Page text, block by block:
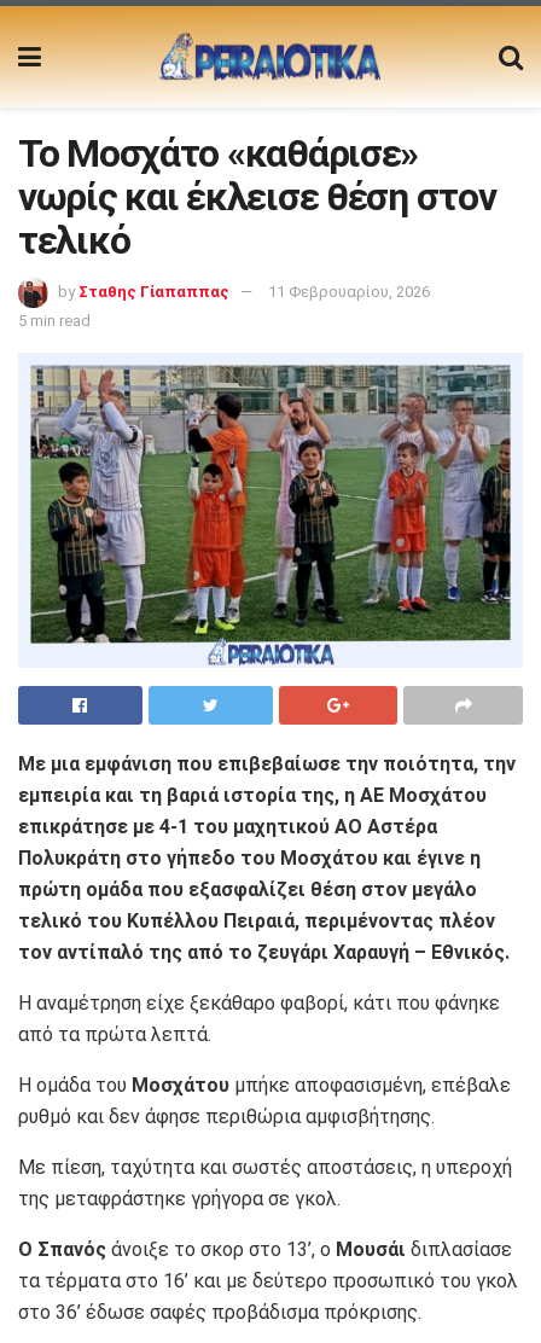
Το Μοσχάτο «καθάρισε»
νωρίς και έκλεισε θέση στον
τελικό
by Σταθης Γίαπαππας
11 Φεβρουαρίου, 2026
5 min read
Με μια εμφάνιση που επιβεβαίωσε την ποιότητα, την
εμπειρία και τη βαριά ιστορία της, η ΑΕ Μοσχάτου
επικράτησε με 4-1 του μαχητικού ΑΟ Αστέρα
Πολυκράτη στο γήπεδο του Μοσχάτου και έγινε η
πρώτη ομάδα που εξασφαλίζει θέση στον μεγάλο
τελικό του Κυπέλλου Πειραιά, περιμένοντας πλέον
τον αντίπαλό της από το ζευγάρι Χαραυγή – Εθνικός.
Η αναμέτρηση είχε ξεκάθαρο φαβορί, κάτι που φάνηκε
από τα πρώτα λεπτά.
Η ομάδα του Μοσχάτου μπήκε αποφασισμένη, επέβαλε
ρυθμό και δεν άφησε περιθώρια αμφισβήτησης.
Με πίεση, ταχύτητα και σωστές αποστάσεις, η υπεροχή
της μεταφράστηκε γρήγορα σε γκολ.
Ο Σπανός άνοιξε το σκορ στο 13’, ο Μουσάι διπλασίασε
τα τέρματα στο 16’ και με δεύτερο προσωπικό του γκολ
στο 36’ έδωσε σαφές προβάδισμα πρόκρισης.